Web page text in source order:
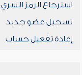
استرجاع الرمز السري
تسجيل عضو جديد
إعادة تفعيل حساب